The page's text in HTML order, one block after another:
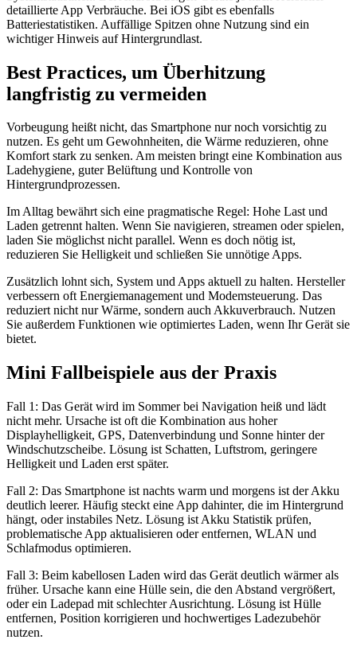
detaillierte App Verbräuche. Bei iOS gibt es ebenfalls
Batteriestatistiken. Auffällige Spitzen ohne Nutzung sind ein
wichtiger Hinweis auf Hintergrundlast.
Best Practices, um Überhitzung
langfristig zu vermeiden
Vorbeugung heißt nicht, das Smartphone nur noch vorsichtig zu
nutzen. Es geht um Gewohnheiten, die Wärme reduzieren, ohne
Komfort stark zu senken. Am meisten bringt eine Kombination aus
Ladehygiene, guter Belüftung und Kontrolle von
Hintergrundprozessen.
Im Alltag bewährt sich eine pragmatische Regel: Hohe Last und
Laden getrennt halten. Wenn Sie navigieren, streamen oder spielen,
laden Sie möglichst nicht parallel. Wenn es doch nötig ist,
reduzieren Sie Helligkeit und schließen Sie unnötige Apps.
Zusätzlich lohnt sich, System und Apps aktuell zu halten. Hersteller
verbessern oft Energiemanagement und Modemsteuerung. Das
reduziert nicht nur Wärme, sondern auch Akkuverbrauch. Nutzen
Sie außerdem Funktionen wie optimiertes Laden, wenn Ihr Gerät sie
bietet.
Mini Fallbeispiele aus der Praxis
Fall 1: Das Gerät wird im Sommer bei Navigation heiß und lädt
nicht mehr. Ursache ist oft die Kombination aus hoher
Displayhelligkeit, GPS, Datenverbindung und Sonne hinter der
Windschutzscheibe. Lösung ist Schatten, Luftstrom, geringere
Helligkeit und Laden erst später.
Fall 2: Das Smartphone ist nachts warm und morgens ist der Akku
deutlich leerer. Häufig steckt eine App dahinter, die im Hintergrund
hängt, oder instabiles Netz. Lösung ist Akku Statistik prüfen,
problematische App aktualisieren oder entfernen, WLAN und
Schlafmodus optimieren.
Fall 3: Beim kabellosen Laden wird das Gerät deutlich wärmer als
früher. Ursache kann eine Hülle sein, die den Abstand vergrößert,
oder ein Ladepad mit schlechter Ausrichtung. Lösung ist Hülle
entfernen, Position korrigieren und hochwertiges Ladezubehör
nutzen.